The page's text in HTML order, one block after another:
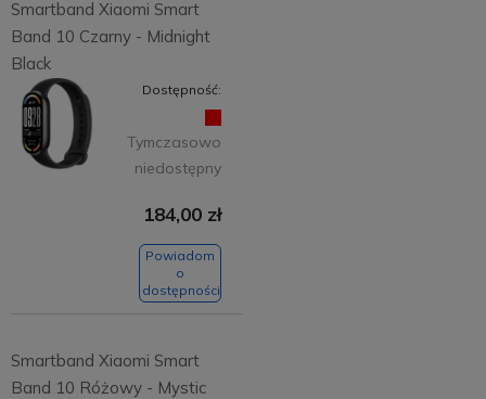
Smartband Xiaomi Smart
Band 10 Czarny - Midnight
Black
Dostępność:
Tymczasowo
niedostępny
184,00 zł
Powiadom
o
dostępności
Smartband Xiaomi Smart
Band 10 Różowy - Mystic